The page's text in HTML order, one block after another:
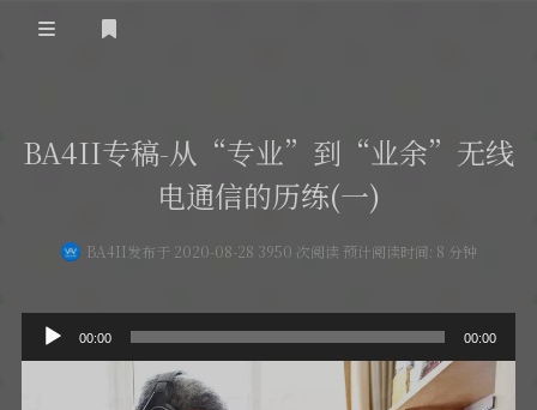
黄河事务
黄河使命
黄河新闻
活动竞赛
行业新闻
BA4II
图文教程
器材专区
车载类别
编号申请
BA4II专稿-从“专业”到“业余”无线
电通信的历练(一)
BA4II 发布于 2020-08-28 3950 次阅读 预计阅读时间: 8 分钟
频
00:00 00:00